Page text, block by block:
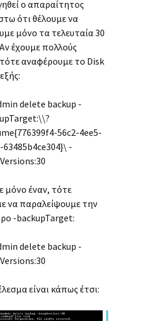
ο απαραίτητος
ότι θέλουμε να
μόνο τα τελευταία 30
έχουμε πολλούς
αναφέρουμε το Disk
delete backup -
56c2-4ee5-
63485b4ce304}\ -
μόνο έναν, τότε
να παραλείψουμε την
-backupTarget:
delete backup -
είναι κάπως έτσι: